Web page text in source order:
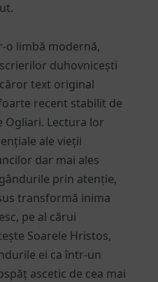
o limbă modernă,
duhovnicești
text original
recent stabilit de
Ogliari. Lectura lor
ale vieții
dar mai ales
prin atenție,
transformă inima
pe al cărui
Soarele Hristos,
ei ca într-un
ascetic de cea mai